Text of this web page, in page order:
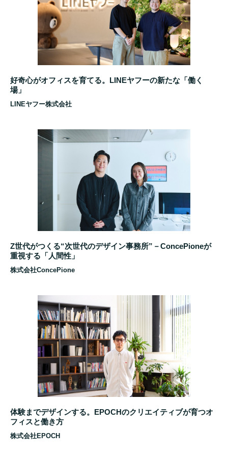
好奇心がオフィスを育てる。LINEヤフーの新たな「働く
場」
LINEヤフー株式会社
Z世代がつくる“次世代のデザイン事務所”－ConcePioneが
重視する「人間性」
株式会社ConcePione
体験までデザインする。EPOCHのクリエイティブが育つオ
フィスと働き方
株式会社EPOCH